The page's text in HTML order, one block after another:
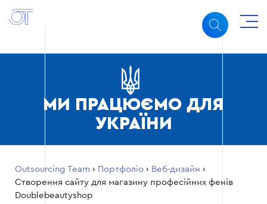
МИ ПРАЦЮЄМО ДЛЯ
УКРАЇНИ
Outsourcing Team › Портфоліо › Веб-дизайн ›
Створення сайту для магазину професійних фенів
Doublebeautyshop